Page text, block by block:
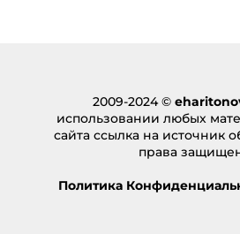
2009-2024 ©
использовании любых
сайта ссылка на источник
права
Политика